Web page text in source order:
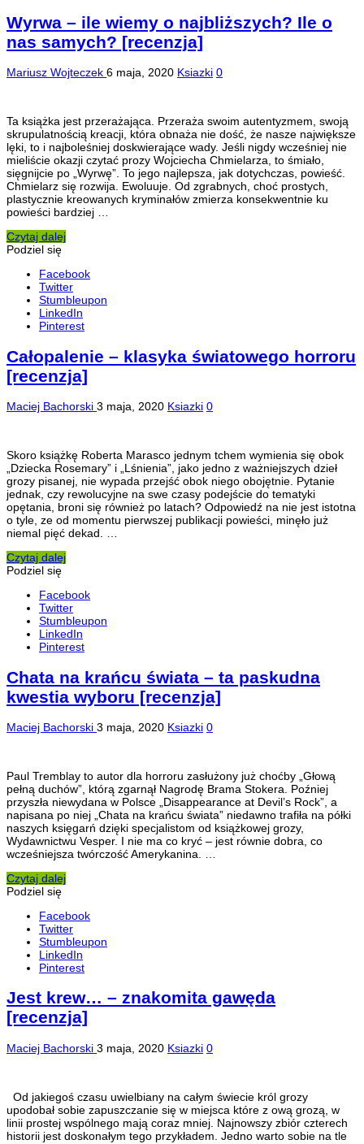
Wyrwa – ile wiemy o najbliższych? Ile o
nas samych? [recenzja]
Mariusz Wojteczek 6 maja, 2020 Ksiazki 0
Ta książka jest przerażająca. Przeraża swoim autentyzmem, swoją
skrupulatnością kreacji, która obnaża nie dość, że nasze największe
lęki, to i najboleśniej doskwierające wady. Jeśli nigdy wcześniej nie
mieliście okazji czytać prozy Wojciecha Chmielarza, to śmiało,
sięgnijcie po „Wyrwę”. To jego najlepsza, jak dotychczas, powieść.
Chmielarz się rozwija. Ewoluuje. Od zgrabnych, choć prostych,
plastycznie kreowanych kryminałów zmierza konsekwentnie ku
powieści bardziej …
Czytaj dalej
Podziel się
Facebook
Twitter
Stumbleupon
LinkedIn
Pinterest
Całopalenie – klasyka światowego horroru
[recenzja]
Maciej Bachorski 3 maja, 2020 Ksiazki 0
Skoro książkę Roberta Marasco jednym tchem wymienia się obok
„Dziecka Rosemary” i „Lśnienia”, jako jedno z ważniejszych dzieł
grozy pisanej, nie wypada przejść obok niego obojętnie. Pytanie
jednak, czy rewolucyjne na swe czasy podejście do tematyki
opętania, broni się również po latach? Odpowiedź na nie jest istotna
o tyle, ze od momentu pierwszej publikacji powieści, minęło już
niemal pięć dekad. …
Czytaj dalej
Podziel się
Facebook
Twitter
Stumbleupon
LinkedIn
Pinterest
Chata na krańcu świata – ta paskudna
kwestia wyboru [recenzja]
Maciej Bachorski 3 maja, 2020 Ksiazki 0
Paul Tremblay to autor dla horroru zasłużony już choćby „Głową
pełną duchów”, którą zgarnął Nagrodę Brama Stokera. Poźniej
przyszła niewydana w Polsce „Disappearance at Devil’s Rock”, a
napisana po niej „Chata na krańcu świata” niedawno trafiła na półki
naszych księgarń dzięki specjalistom od książkowej grozy,
Wydawnictwu Vesper. I nie ma co kryć – jest równie dobra, co
wcześniejsza twórczość Amerykanina. …
Czytaj dalej
Podziel się
Facebook
Twitter
Stumbleupon
LinkedIn
Pinterest
Jest krew… – znakomita gawęda
[recenzja]
Maciej Bachorski 3 maja, 2020 Ksiazki 0
Od jakiegoś czasu uwielbiany na całym świecie król grozy
upodobał sobie zapuszczanie się w miejsca które z ową grozą, w
linii prostej wspólnego mają coraz mniej. Najnowszy zbiór czterech
historii jest doskonałym tego przykładem. Jedno warto sobie na tle